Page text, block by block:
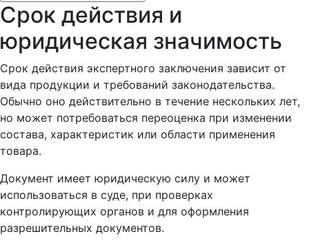
Срок действия и
юридическая значимость
Срок действия экспертного заключения зависит от
вида продукции и требований законодательства.
Обычно оно действительно в течение нескольких лет,
но может потребоваться переоценка при изменении
состава, характеристик или области применения
товара.
Документ имеет юридическую силу и может
использоваться в суде, при проверках
контролирующих органов и для оформления
разрешительных документов.